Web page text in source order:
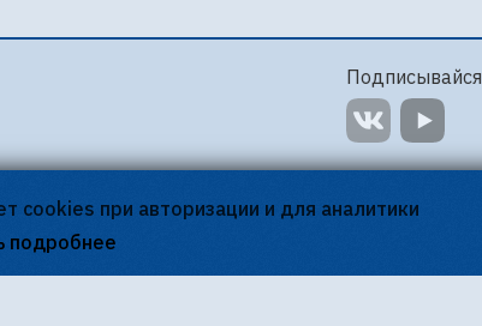
cookies при авторизации и для аналитики
подробнее
Подписывайся